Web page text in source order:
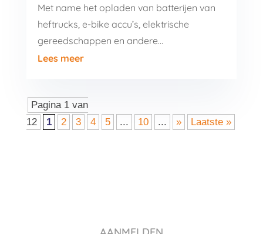
Met name het opladen van batterijen van
heftrucks, e-bike accu’s, elektrische
gereedschappen en andere…
Lees meer
Pagina 1 van
12
1 2 3 4 5 ... 10 ... » Laatste »